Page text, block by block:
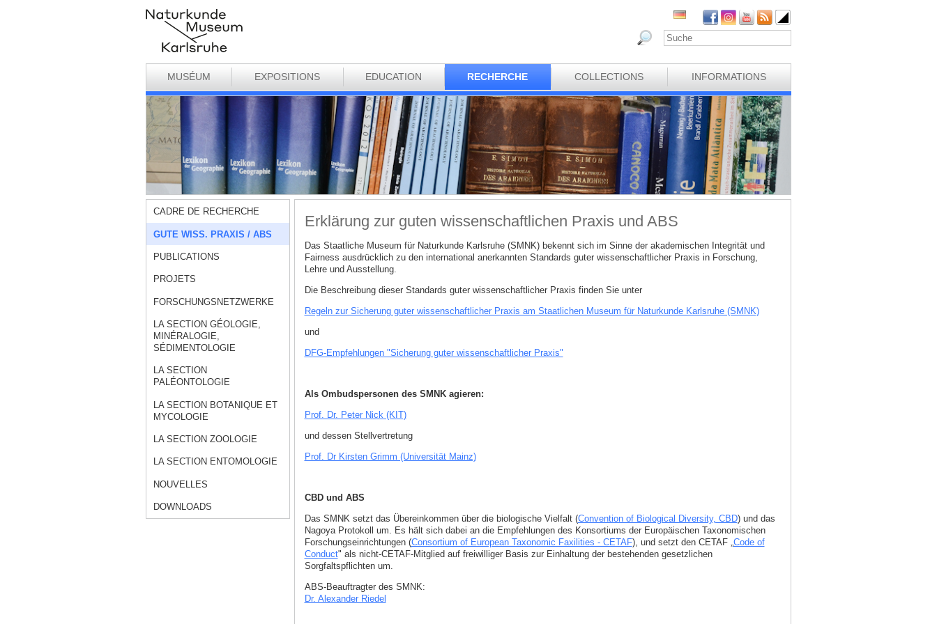
MUSÉUM EXPOSITIONS EDUCATION RECHERCHE COLLECTIONS INFORMATIONS
CADRE DE RECHERCHE
GUTE WISS. PRAXIS / ABS
PUBLICATIONS
PROJETS
FORSCHUNGSNETZWERKE
LA SECTION GÉOLOGIE,
MINÉRALOGIE,
SÉDIMENTOLOGIE
LA SECTION
PALÉONTOLOGIE
LA SECTION BOTANIQUE ET
MYCOLOGIE
LA SECTION ZOOLOGIE
LA SECTION ENTOMOLOGIE
NOUVELLES
DOWNLOADS
Erklärung zur guten wissenschaftlichen Praxis und ABS
Das Staatliche Museum für Naturkunde Karlsruhe (SMNK) bekennt sich im Sinne der akademischen Integrität und
Fairness ausdrücklich zu den international anerkannten Standards guter wissenschaftlicher Praxis in Forschung,
Lehre und Ausstellung.
Die Beschreibung dieser Standards guter wissenschaftlicher Praxis finden Sie unter
Regeln zur Sicherung guter wissenschaftlicher Praxis am Staatlichen Museum für Naturkunde Karlsruhe (SMNK)
und
DFG-Empfehlungen "Sicherung guter wissenschaftlicher Praxis"
Als Ombudspersonen des SMNK agieren:
Prof. Dr. Peter Nick (KIT)
und dessen Stellvertretung
Prof. Dr Kirsten Grimm (Universität Mainz)
CBD und ABS
Das SMNK setzt das Übereinkommen über die biologische Vielfalt (Convention of Biological Diversity, CBD) und das
Nagoya Protokoll um. Es hält sich dabei an die Empfehlungen des Konsortiums der Europäischen Taxonomischen
Forschungseinrichtungen (Consortium of European Taxonomic Faxilities - CETAF), und setzt den CETAF „Code of
Conduct" als nicht-CETAF-Mitglied auf freiwilliger Basis zur Einhaltung der bestehenden gesetzlichen
Sorgfaltspflichten um.
ABS-Beauftragter des SMNK:
Dr. Alexander Riedel